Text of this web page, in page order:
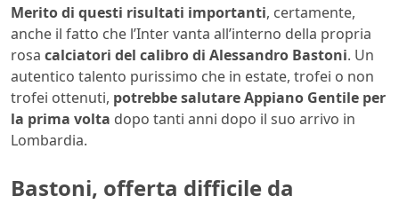
Merito di questi risultati importanti, certamente,
anche il fatto che l’Inter vanta all’interno della propria
rosa calciatori del calibro di Alessandro Bastoni. Un
autentico talento purissimo che in estate, trofei o non
trofei ottenuti, potrebbe salutare Appiano Gentile per
la prima volta dopo tanti anni dopo il suo arrivo in
Lombardia.
Bastoni, offerta difficile da